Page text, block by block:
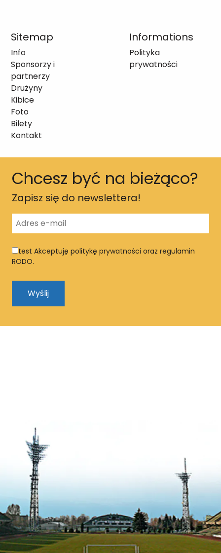
Sitemap
Info
Sponsorzy i
partnerzy
Drużyny
Kibice
Foto
Bilety
Kontakt
Informations
Polityka
prywatności
Chcesz być na bieżąco?
Zapisz się do newslettera!
test Akceptuję politykę prywatności oraz regulamin
RODO.